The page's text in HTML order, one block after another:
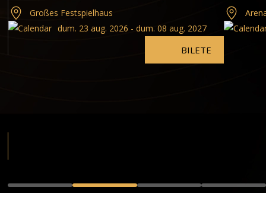
Großes Festspielhaus
dum. 23 aug. 2026 - dum. 08 aug. 2027
BILETE